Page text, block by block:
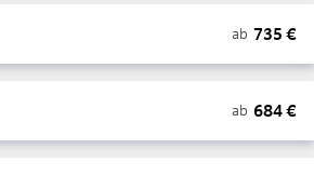
ab 735 €
ab 684€